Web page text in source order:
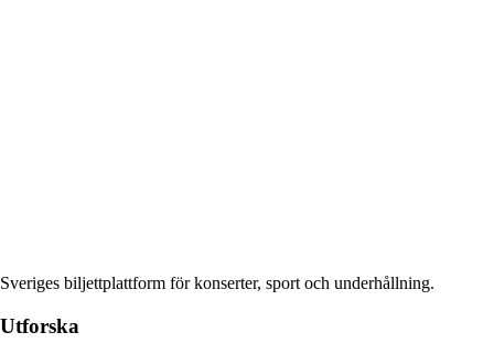
Sveriges biljettplattform för konserter, sport och underhållning.
Utforska